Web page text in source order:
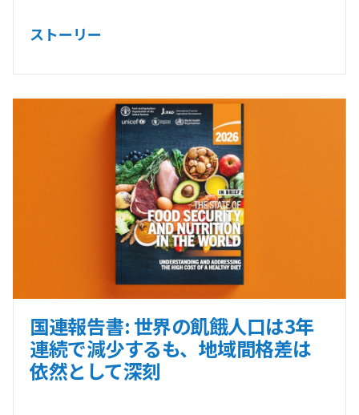
ストーリー
国連報告書: 世界の飢餓人口は3年
連続で減少するも、地域間格差は
依然として深刻